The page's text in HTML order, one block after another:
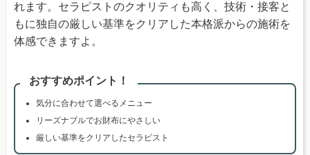
れます。セラピストのクオリティも高く、技術・接客と
もに独自の厳しい基準をクリアした本格派からの施術を
体感できますよ。
おすすめポイント！
気分に合わせて選べるメニュー
リーズナブルでお財布にやさしい
厳しい基準をクリアしたセラピスト